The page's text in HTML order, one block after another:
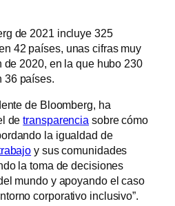
de 2021 incluye 325
42 países, unas cifras muy
2020, en la que hubo 230
36 países.
de Bloomberg, ha
detransparencia sobre cómo
la igualdad de
y sus comunidades
la toma de decisiones
mundo y apoyando el caso
corporativo inclusivo”.